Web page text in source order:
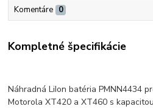
Komentáre 0
Kompletné špecifikácie
Náhradná LiIon batéria PMNN4434
Motorola XT420 a XT460 s